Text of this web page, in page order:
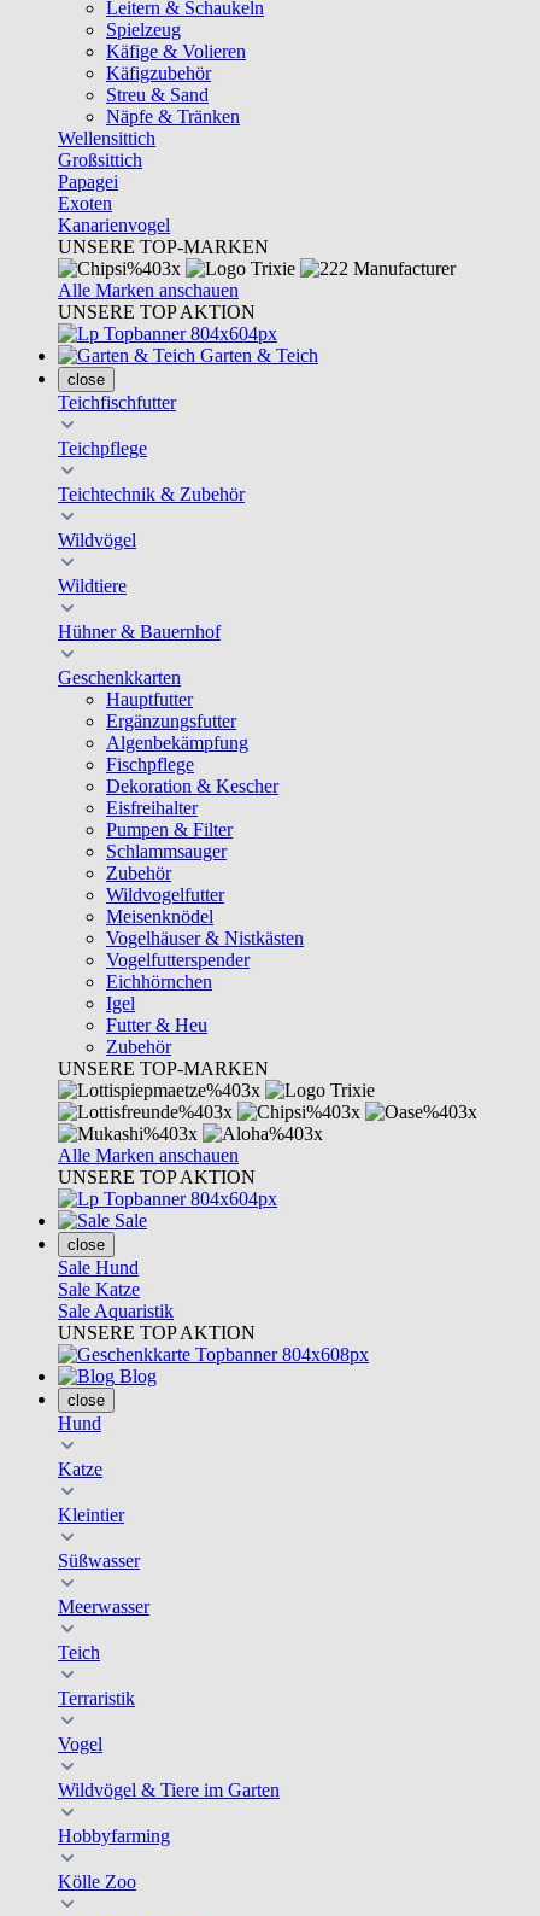
Leitern & Schaukeln
Spielzeug
Käfige & Volieren
Käfigzubehör
Streu & Sand
Näpfe & Tränken
Wellensittich
Großsittich
Papagei
Exoten
Kanarienvogel
UNSERE TOP-MARKEN
Alle Marken anschauen
UNSERE TOP AKTION
Garten & Teich
close
Teichfischfutter
Teichpflege
Teichtechnik & Zubehör
Wildvögel
Wildtiere
Hühner & Bauernhof
Geschenkkarten
Hauptfutter
Ergänzungsfutter
Algenbekämpfung
Fischpflege
Dekoration & Kescher
Eisfreihalter
Pumpen & Filter
Schlammsauger
Zubehör
Wildvogelfutter
Meisenknödel
Vogelhäuser & Nistkästen
Vogelfutterspender
Eichhörnchen
Igel
Futter & Heu
Zubehör
UNSERE TOP-MARKEN
Alle Marken anschauen
UNSERE TOP AKTION
Sale
close
Sale Hund
Sale Katze
Sale Aquaristik
UNSERE TOP AKTION
Blog
close
Hund
Katze
Kleintier
Süßwasser
Meerwasser
Teich
Terraristik
Vogel
Wildvögel & Tiere im Garten
Hobbyfarming
Kölle Zoo